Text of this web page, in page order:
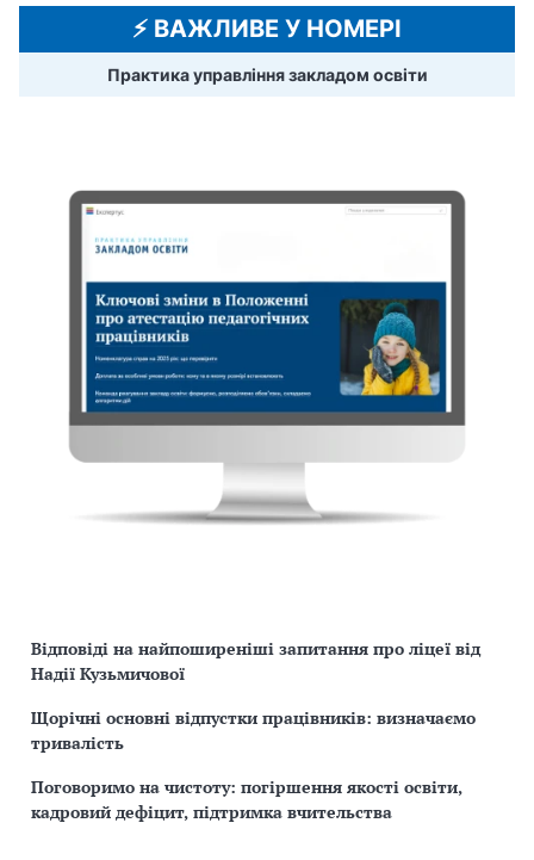
⚡️ ВАЖЛИВЕ У НОМЕРІ
Практика управління закладом освіти
Відповіді на найпоширеніші запитання про ліцеї від
Надії Кузьмичової
Щорічні основні відпустки працівників: визначаємо
тривалість
Поговоримо на чистоту: погіршення якості освіти,
кадровий дефіцит, підтримка вчительства